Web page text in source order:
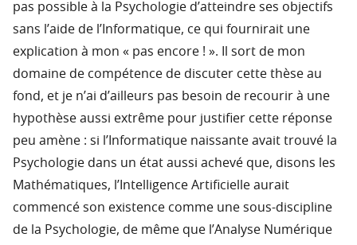
pas possible à la Psychologie d’atteindre ses objectifs
sans l’aide de l’Informatique, ce qui fournirait une
explication à mon « pas encore ! ». Il sort de mon
domaine de compétence de discuter cette thèse au
fond, et je n’ai d’ailleurs pas besoin de recourir à une
hypothèse aussi extrême pour justifier cette réponse
peu amène : si l’Informatique naissante avait trouvé la
Psychologie dans un état aussi achevé que, disons les
Mathématiques, l’Intelligence Artificielle aurait
commencé son existence comme une sous-discipline
de la Psychologie, de même que l’Analyse Numérique